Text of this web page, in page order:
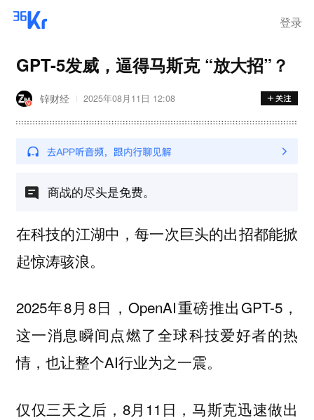
登录
GPT-5发威，逼得马斯克 “放大招”？
锌财经 2025年08月11日 12:08
商战的尽头是免费。
在科技的江湖中，每一次巨头的出招都能掀
起惊涛骇浪。
2025年8月8日，OpenAI重磅推出GPT-5，
这一消息瞬间点燃了全球科技爱好者的热
情，也让整个AI行业为之一震。
仅仅三天之后，8月11日，马斯克迅速做出